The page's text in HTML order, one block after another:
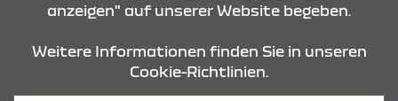
anzeigen" auf unserer Website begeben.
Weitere Informationen finden Sie in unseren
Cookie-Richtlinien.